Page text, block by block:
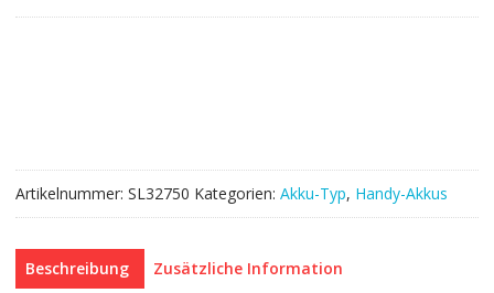
Menge
Artikelnummer: SL32750 Kategorien: Akku-Typ, Handy-Akkus
Beschreibung
Zusätzliche Information